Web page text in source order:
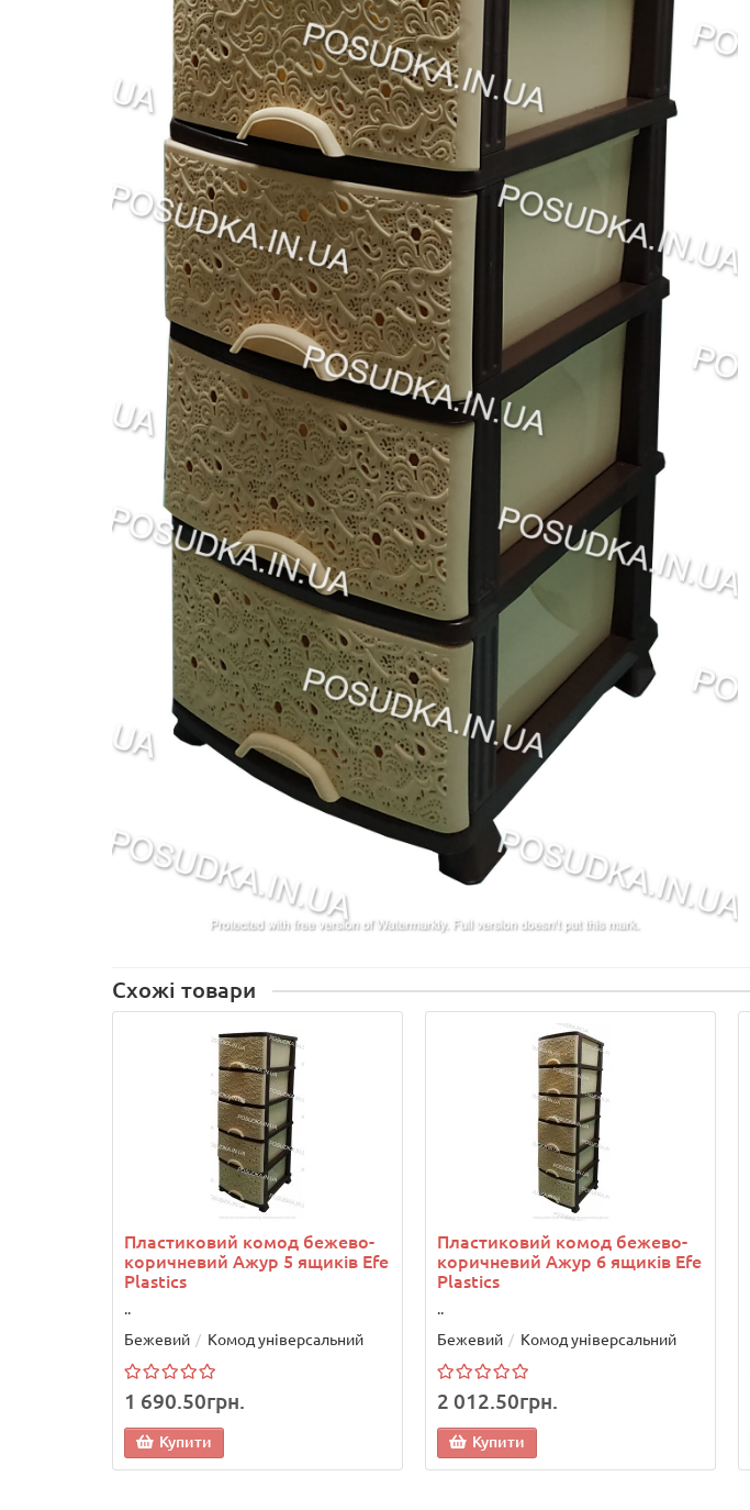
Схожі товари
Пластиковий комод бежево-
коричневий Ажур 5 ящиків Efe
Plastics
..
Бежевий
Комод універсальний
1 690.50грн.
Купити
Пластиковий комод бежево-
коричневий Ажур 6 ящиків Efe
Plastics
..
Бежевий
Комод універсальний
2 012.50грн.
Купити